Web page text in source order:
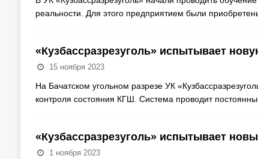
реальности. Для этого предприятием были
«Кузбассразрезуголь» испытывает
15 ноября 2023
На Бачатском угольном разрезе УК
контроля состояния КГШ. Система проводит
«Кузбассразрезуголь» испытывает
1 ноября 2023